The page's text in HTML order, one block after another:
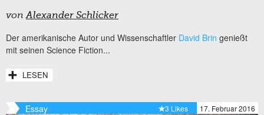
vonAlexander Schlicker
Der amerikanische Autor und Wissenschaftler David Brin genießt
mit seinen Science Fiction...
LESEN
Essay 17. Februar 2016
3 Likes